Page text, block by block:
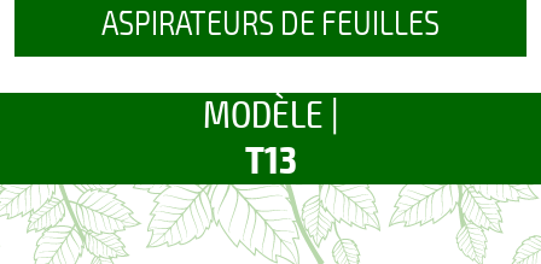
ASPIRATEURS DE FEUILLES
MODÈLE |
T13